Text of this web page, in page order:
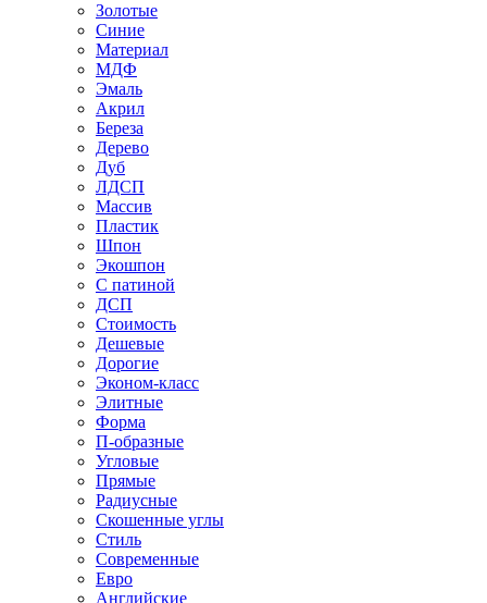
Золотые
Синие
Материал
МДФ
Эмаль
Акрил
Береза
Дерево
Дуб
ЛДСП
Массив
Пластик
Шпон
Экошпон
С патиной
ДСП
Стоимость
Дешевые
Дорогие
Эконом-класс
Элитные
Форма
П-образные
Угловые
Прямые
Радиусные
Скошенные углы
Стиль
Современные
Евро
Английские